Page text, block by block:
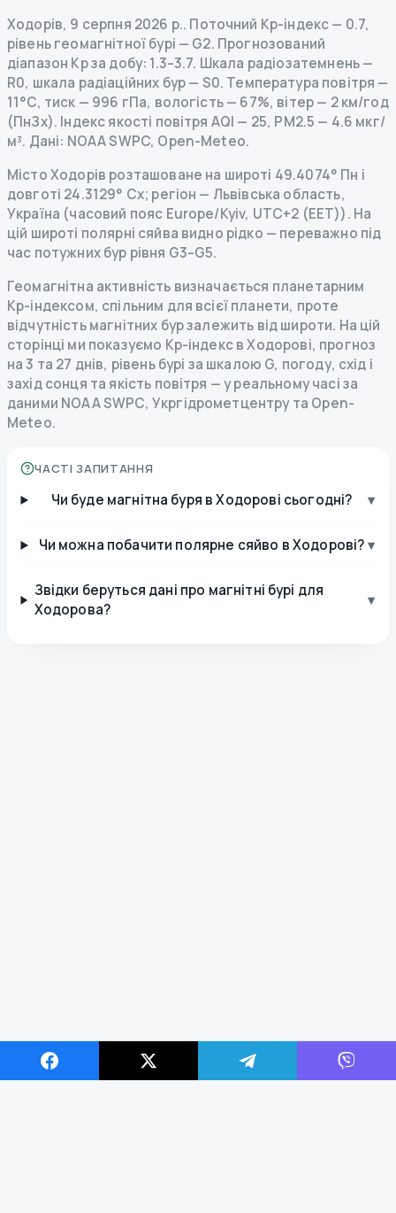
Ходорів, 9 серпня 2026 р.. Поточний Kp-індекс— 0.7,
рівень геомагнітної бурі — G2. Прогнозований
діапазон Kp за добу: 1.3–3.7. Шкала радіозатемнень—
R0, шкала радіаційних бур— S0. Температура повітря —
11°C, тиск — 996 гПа, вологість — 67%, вітер — 2 км/год
(ПнЗх). Індекс якості повітря AQI — 25, PM2.5 — 4.6 мкг/
м³. Дані: NOAA SWPC, Open-Meteo.
Місто Ходорів розташоване на широті 49.4074° Пн і
довготі 24.3129° Сх; регіон — Львівська область,
Україна (часовий пояс Europe/Kyiv, UTC+2 (EET)). На
цій широті полярні сяйва видно рідко — переважно під
час потужних бур рівня G3–G5.
Геомагнітна активність визначається планетарним
Kp-індексом, спільним для всієї планети, проте
відчутність магнітних бур залежить від широти. На цій
сторінці ми показуємо Kp-індекс в Ходорові, прогноз
на 3 та 27 днів, рівень бурі за шкалою G, погоду, схід і
захід сонця та якість повітря — у реальному часі за
даними NOAA SWPC, Укргідрометцентру та Open-
Meteo.
ЧАСТІ ЗАПИТАННЯ
Чи буде магнітна буря в Ходорові сьогодні? ▾
Чи можна побачити полярне сяйво в Ходорові? ▾
Звідки беруться дані про магнітні бурі для
Ходорова?
▾